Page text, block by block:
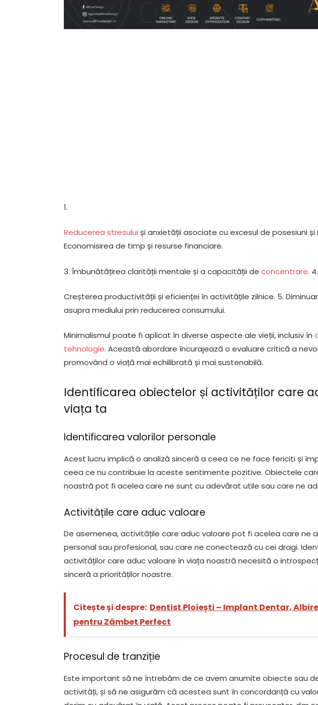
1.
Reducerea stresului și anxietății asociate cu excesul de posesiuni și
Economisirea de timp și resurse financiare.
3. Îmbunătățirea clarității mentale și a capacității deconcentrare. 4.
Creșterea productivității și eficienței în activitățile zilnice. 5.
asupra mediului prin reducerea consumului.
Minimalismul poate fi aplicat în diverse aspecte ale vieții, inclusiv în
tehnologie. Această abordare încurajează o evaluare critică a
promovând o viață mai echilibrată și mai sustenabilă.
Identificarea obiectelor și activităților care
viața ta
Identificarea valorilor personale
Acest lucru implică o analiză sinceră a ceea ce ne face fericiti și
ceea ce nu contribuie la aceste sentimente pozitive. Obiectele
noastră pot fi acelea care ne sunt cu adevărat utile sau care ne
Activitățile care aduc valoare
De asemenea, activitățile care aduc valoare pot fi acelea care ne
personal sau profesional, sau care ne conectează cu cei dragi.
activităților care aduc valoare în viața noastră necesită o
sinceră a priorităților noastre.
Citește și despre: Dentist Ploiești – Implant Dentar,
pentru Zâmbet Perfect
Procesul de tranziție
Este important să ne întrebăm de ce avem anumite obiecte sau
activități, și să ne asigurăm că acestea sunt în concordanță cu